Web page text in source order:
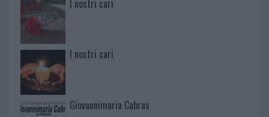
I nostri cari
I nostri cari
Giovannimaria Cabras